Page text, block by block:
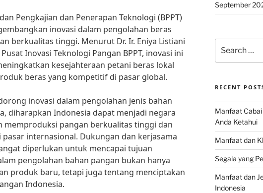
Pengkajian dan Penerapan Teknologi (BPPT)
inovasi dalam pengolahan beras
berkualitas tinggi. Menurut Dr. Ir. Eniya Listiani
Inovasi Teknologi Pangan BPPT, inovasi ini
kesejahteraan petani beras lokal
beras yang kompetitif di pasar global.
inovasi dalam pengolahan jenis bahan
diharapkan Indonesia dapat menjadi negara
memproduksi pangan berkualitas tinggi dan
internasional. Dukungan dan kerjasama
diperlukan untuk mencapai tujuan
pengolahan bahan pangan bukan hanya
produk baru, tetapi juga tentang menciptakan
Indonesia.
September
for:
RECENT
Manfaat
Anda Ketahui
Manfaat dan
Segala yang
Manfaat dan
Indonesia